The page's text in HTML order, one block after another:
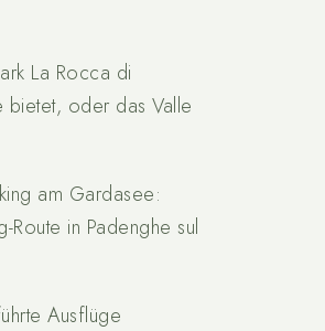
La Rocca di
bietet, oder das Valle
am Gardasee:
in Padenghe sul
Ausflüge